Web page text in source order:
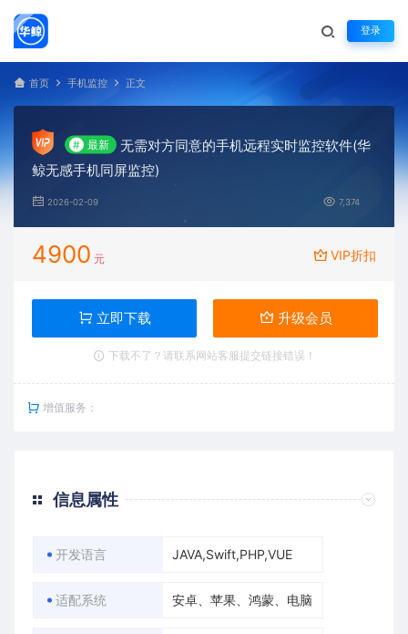
登录
首页 手机监控 正文
# 最新
无需对方同意的手机远程实时监控软件(华
鲸无感手机同屏监控)
2026-02-09 7,374
4900 元 VIP折扣
立即下载 升级会员
下载不了？请联系网站客服提交链接错误！
增值服务：
信息属性
开发语言 JAVA,Swift,PHP,VUE
适配系统 安卓、苹果、鸿蒙、电脑